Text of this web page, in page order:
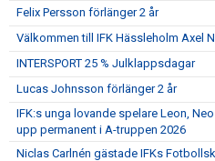
Felix Persson förlänger 2 år
Välkommen till IFK Hässleholm Axel
INTERSPORT 25 % Julklappsdagar
Lucas Johnsson förlänger 2 år
IFK:s unga lovande spelare Leon,
upp permanent i A-truppen 2026
Niclas Carlnén gästade IFKs